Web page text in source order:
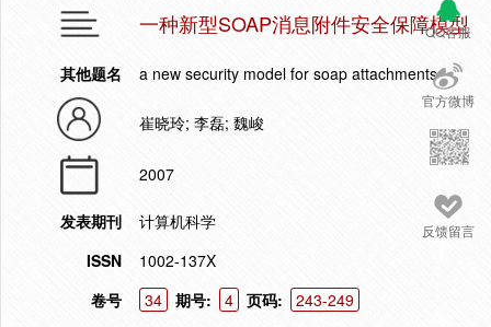
QQ客服
官方微博
反馈留言
一种新型SOAP消息附件安全保障模型
其他题名 a new security model for soap attachments
崔晓玲; 李磊; 魏峻
2007
发表期刊
计算机科学
ISSN
1002-137X
卷号
34 期号: 4 页码:
243-249